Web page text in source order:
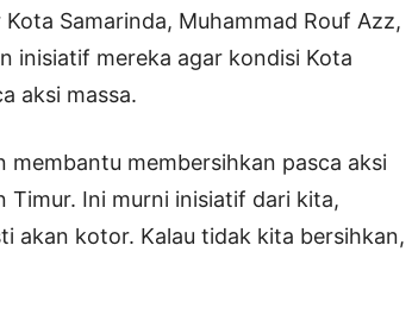
Samarinda, Muhammad Rouf Azz,
inisiatif mereka agar kondisi Kota
aksi massa.
membantu membersihkan pasca aksi
Timur. Ini murni inisiatif dari kita,
akan kotor. Kalau tidak kita bersihkan,